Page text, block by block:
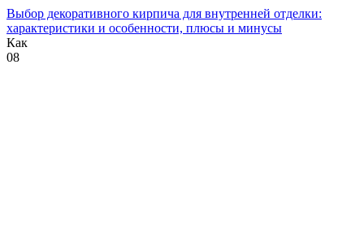
Выбор декоративного кирпича для внутренней отделки:
характеристики и особенности, плюсы и минусы
Как
08